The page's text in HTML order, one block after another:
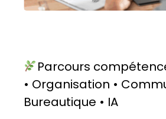
Parcours
• Organisation •
Bureautique • IA